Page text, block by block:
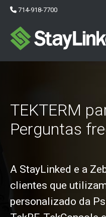
714-918-7700
TEKTERM
Perguntas
A StayLinked e a
clientes que
personalizado da